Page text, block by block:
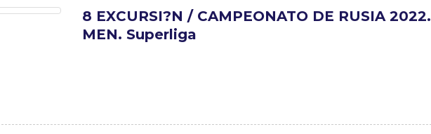
8 EXCURSI?N / CAMPEONATO DE RUSIA 2022.
MEN. Superliga